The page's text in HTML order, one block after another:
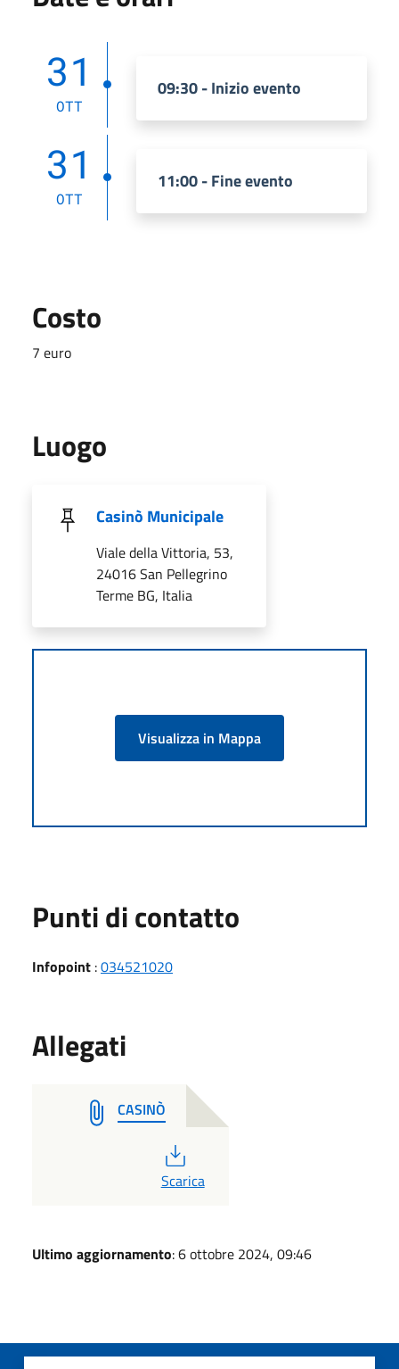
31
OTT
09:30 - Inizio evento
31
OTT
11:00 - Fine evento
Costo
7 euro
Luogo
Casinò Municipale
Viale della Vittoria, 53,
24016 San Pellegrino
Terme BG, Italia
Visualizza in Mappa
Punti di contatto
Infopoint :034521020
Allegati
CASINÒ
PDF
Scarica
Ultimo aggiornamento: 6 ottobre 2024, 09:46